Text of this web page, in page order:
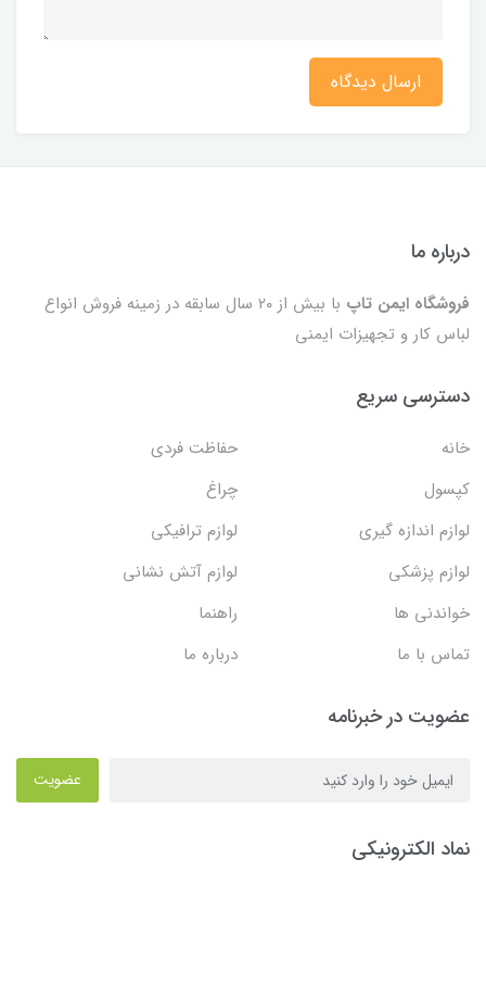
ارسال دیدگاه
درباره ما
فروشگاه ایمن تاپ
با بیش از ۲۰ سال سابقه در زمینه فروش انواع
لباس کار و تجهیزات ایمنی
دسترسی سریع
خانه
حفاظت فردی
کپسول
چراغ
لوازم اندازه گیری
لوازم ترافیکی
لوازم پزشکی
لوازم آتش نشانی
خواندنی ها
راهنما
تماس با ما
درباره ما
عضویت در خبرنامه
عضویت
نماد الکترونیکی